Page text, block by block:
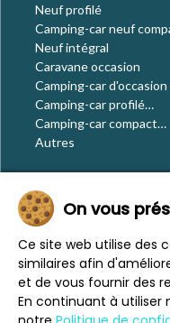
Neuf profilé
Camping-car neuf
Neuf intégral
Caravane occasion
Camping-car d'occasion
places
Camping-car profilé
occasion
Camping-car compact
occasion
Autres
Le blog
Actualités
Évènements
Nos conseils
Vos voyages
CaraMaps
Espace presse
On vous
Ce site web utilise des
similaires afin
et de vous fournir des
En continuant à utiliser